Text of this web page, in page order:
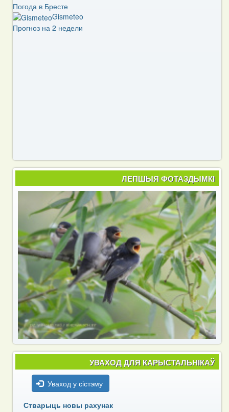
Погода в Бресте
Gismeteo
Прогноз на 2 недели
ЛЕПШЫЯ ФОТАЗДЫМКІ
УВАХОД ДЛЯ КАРЫСТАЛЬНІКАЎ
Уваход у сістэму
Стварыць новы рахунак